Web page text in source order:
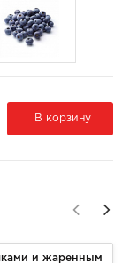
В корзину
и жаренным